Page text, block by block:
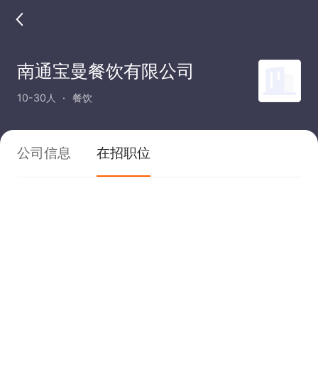
南通宝曼餐饮有限公司
10-30人 餐饮
公司信息 在招职位